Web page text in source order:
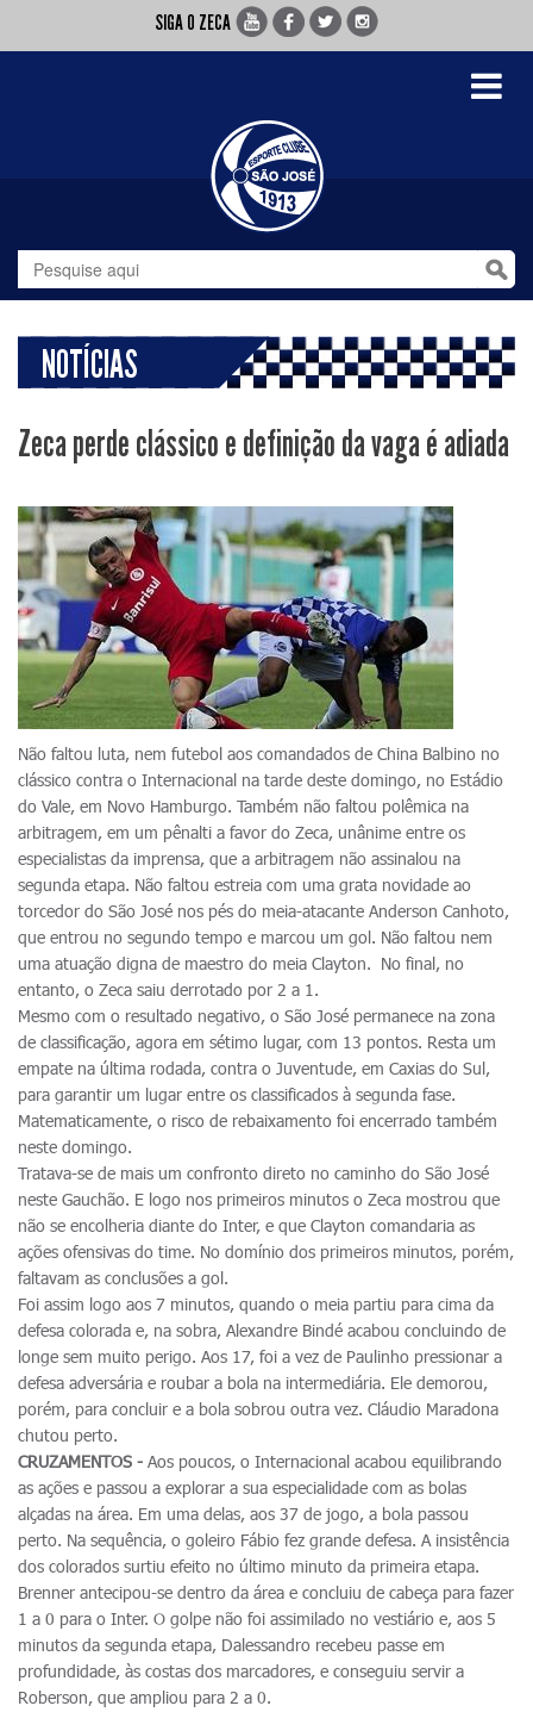
SIGA O ZECA
Toggle
NOTÍCIAS
Zeca perde clássico e definição da vaga é adiada
Não faltou luta, nem futebol aos comandados de China Balbino no
clássico contra o Internacional na tarde deste domingo, no Estádio
do Vale, em Novo Hamburgo. Também não faltou polêmica na
arbitragem, em um pênalti a favor do Zeca, unânime entre os
especialistas da imprensa, que a arbitragem não assinalou na
segunda etapa. Não faltou estreia com uma grata novidade ao
torcedor do São José nos pés do meia-atacante Anderson Canhoto,
que entrou no segundo tempo e marcou um gol. Não faltou nem
uma atuação digna de maestro do meia Clayton. No final, no
entanto, o Zeca saiu derrotado por 2 a 1.
Mesmo com o resultado negativo, o São José permanece na zona
de classificação, agora em sétimo lugar, com 13 pontos. Resta um
empate na última rodada, contra o Juventude, em Caxias do Sul,
para garantir um lugar entre os classificados à segunda fase.
Matematicamente, o risco de rebaixamento foi encerrado também
neste domingo.
Tratava-se de mais um confronto direto no caminho do São José
neste Gauchão. E logo nos primeiros minutos o Zeca mostrou que
não se encolheria diante do Inter, e que Clayton comandaria as
ações ofensivas do time. No domínio dos primeiros minutos, porém,
faltavam as conclusões a gol.
Foi assim logo aos 7 minutos, quando o meia partiu para cima da
defesa colorada e, na sobra, Alexandre Bindé acabou concluindo de
longe sem muito perigo. Aos 17, foi a vez de Paulinho pressionar a
defesa adversária e roubar a bola na intermediária. Ele demorou,
porém, para concluir e a bola sobrou outra vez. Cláudio Maradona
chutou perto.
CRUZAMENTOS - Aos poucos, o Internacional acabou equilibrando
as ações e passou a explorar a sua especialidade com as bolas
alçadas na área. Em uma delas, aos 37 de jogo, a bola passou
perto. Na sequência, o goleiro Fábio fez grande defesa. A insistência
dos colorados surtiu efeito no último minuto da primeira etapa.
Brenner antecipou-se dentro da área e concluiu de cabeça para fazer
1 a 0 para o Inter. O golpe não foi assimilado no vestiário e, aos 5
minutos da segunda etapa, Dalessandro recebeu passe em
profundidade, às costas dos marcadores, e conseguiu servir a
Roberson, que ampliou para 2 a 0.